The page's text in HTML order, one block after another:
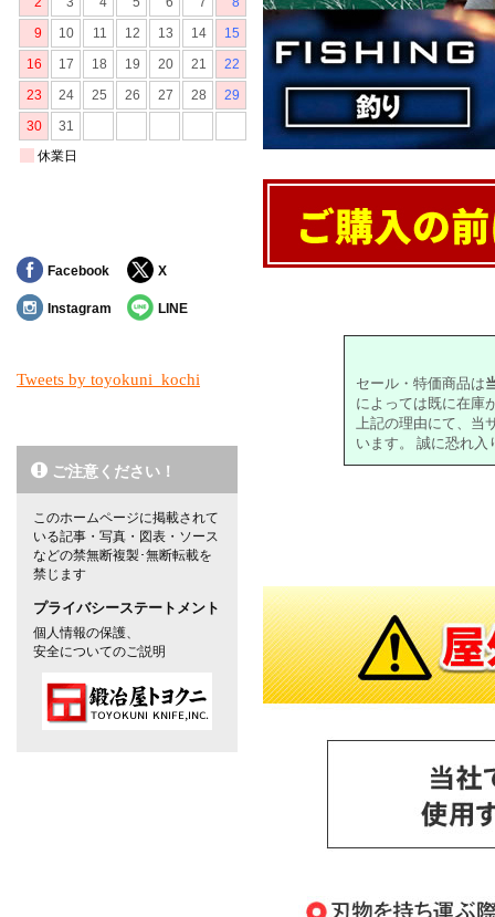
セール・特価商品は
によっては既に在庫
上記の理由にて、当
います。 誠に恐れ
Facebook X
Instagram LINE
Tweets by toyokuni_kochi
ご注意ください！
このホームページに掲載されて
いる記事・写真・図表・ソース
などの禁無断複製･無断転載を
禁じます
プライバシーステートメント
個人情報の保護、
安全についてのご説明